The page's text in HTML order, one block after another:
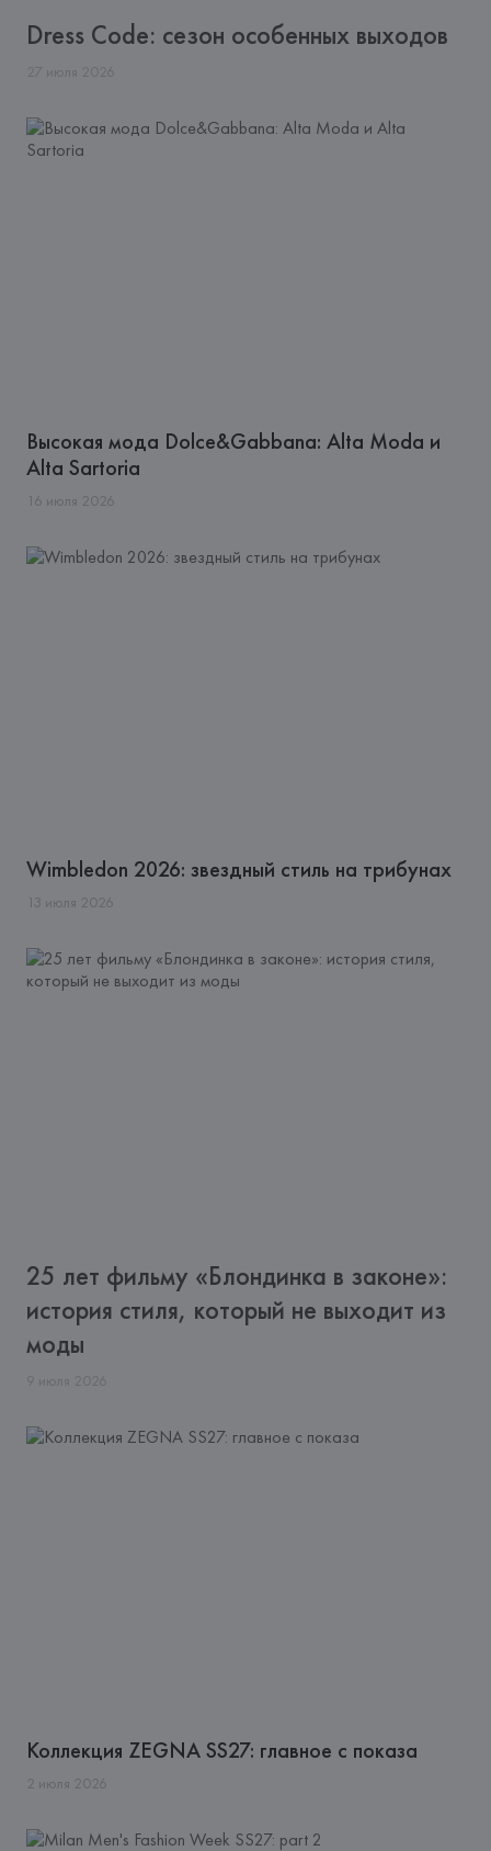
Dress Code: сезон особенных выходов
27 июля 2026
Высокая мода Dolce&Gabbana: Alta Moda и
Alta Sartoria
16 июля 2026
Wimbledon 2026: звездный стиль на трибунах
13 июля 2026
25 лет фильму «Блондинка в законе»:
история стиля, который не выходит из
моды
июля 2026
Коллекция ZEGNA SS27: главное с показа
2 июля 2026